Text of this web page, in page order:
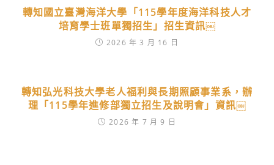
轉知國立臺灣海洋大學「115學年度海洋科技人才
培育學士班單獨招生」招生資訊￼
2026 年 3 月 16 日
轉知弘光科技大學老人福利與長期照顧事業系，辦
理「115學年進修部獨立招生及說明會」資訊￼
2026 年 7 月 9 日